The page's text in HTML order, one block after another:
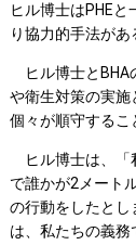
ヒル博士はPHE
り協力的手法があ
ヒル博士とBHA
や衛生対策の実施
個々が順守するこ
ヒル博士は、「
で誰かが2メート
の行動をしたとし
は、私たちの義